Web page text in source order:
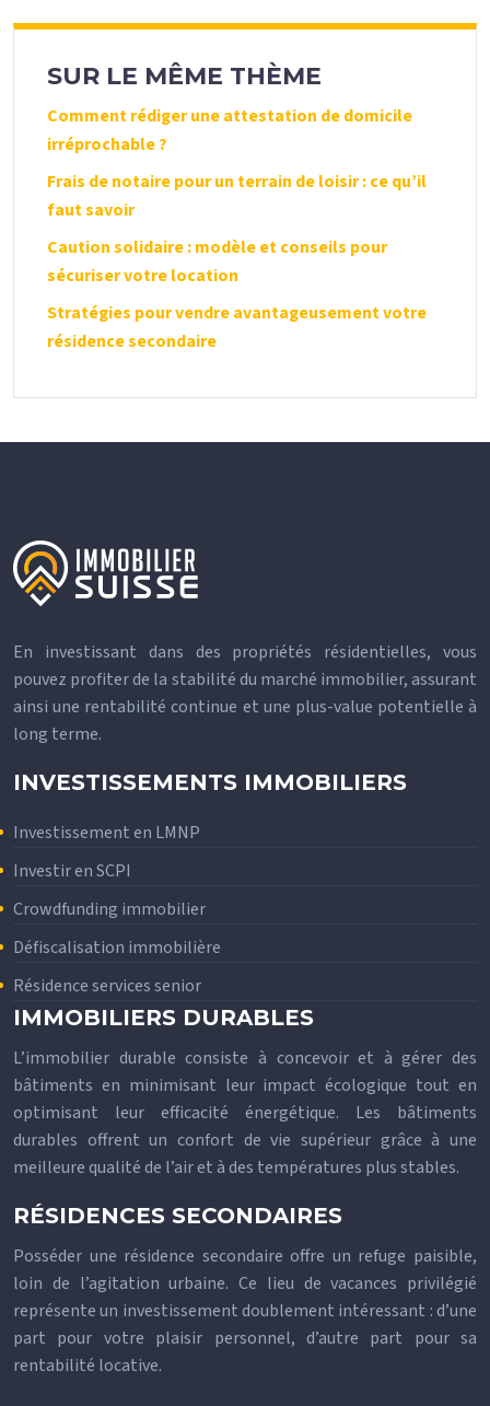
SUR LE MÊME THÈME
Comment rédiger une attestation de domicile
irréprochable ?
Frais de notaire pour un terrain de loisir : ce qu’il
faut savoir
Caution solidaire : modèle et conseils pour
sécuriser votre location
Stratégies pour vendre avantageusement votre
résidence secondaire
En investissant dans des propriétés résidentielles, vous
pouvez profiter de la stabilité du marché immobilier, assurant
ainsi une rentabilité continue et une plus-value potentielle à
long terme.
INVESTISSEMENTS IMMOBILIERS
Investissement en LMNP
Investir en SCPI
Crowdfunding immobilier
Défiscalisation immobilière
Résidence services senior
IMMOBILIERS DURABLES
L’immobilier durable consiste à concevoir et à gérer des
bâtiments en minimisant leur impact écologique tout en
optimisant leur efficacité énergétique. Les bâtiments
durables offrent un confort de vie supérieur grâce à une
meilleure qualité de l’air et à des températures plus stables.
RÉSIDENCES SECONDAIRES
Posséder une résidence secondaire offre un refuge paisible,
loin de l’agitation urbaine. Ce lieu de vacances privilégié
représente un investissement doublement intéressant : d’une
part pour votre plaisir personnel, d’autre part pour sa
rentabilité locative.